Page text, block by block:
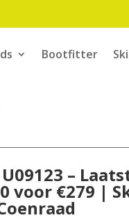
Bootfitter
U09123 –
voor €279 |